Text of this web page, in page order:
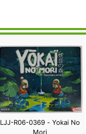
LJJ-R06-0369 - Yokai No
Mori